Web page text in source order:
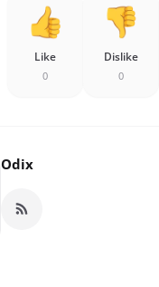
Like
0
Dislike
0
Odix